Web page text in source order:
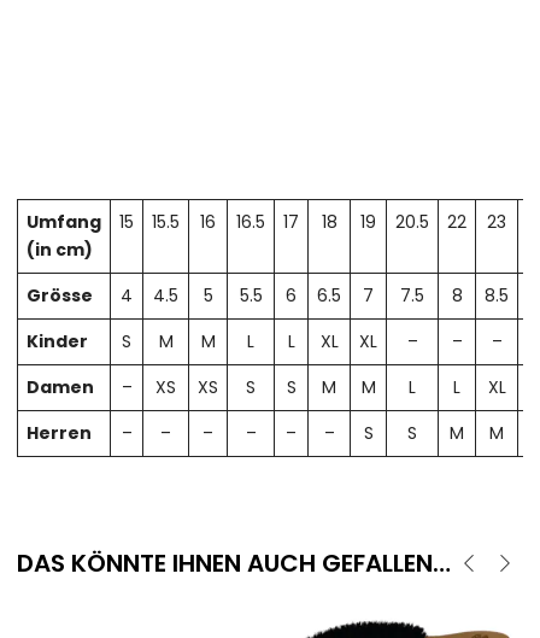
Umfang
(in cm)
15 15.5 16 16.5 17 18 19 20.5 22 23
Grösse 4 4.5 5 5.5 6 6.5 7 7.5 8 8.5
Kinder
S M M L L XL XL – – –
Damen
– XS XS S S M M L L XL
Herren
– – – – – – S S M M
DAS KÖNNTE IHNEN AUCH GEFALLEN…